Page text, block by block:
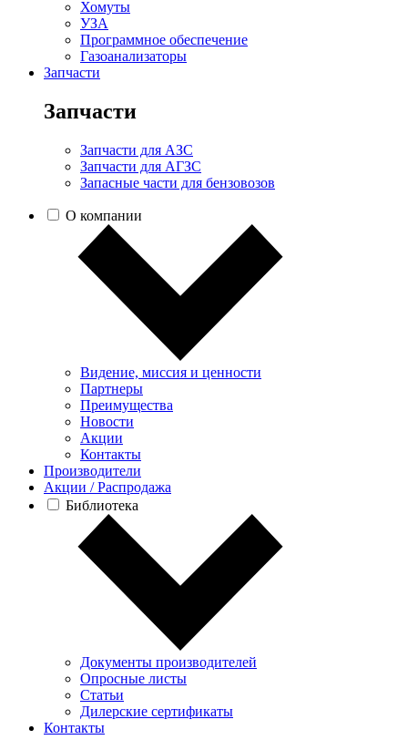
Хомуты
УЗА
Программное обеспечение
Газоанализаторы
Запчасти
Запчасти
Запчасти для АЗС
Запчасти для АГЗС
Запасные части для бензовозов
О компании
Видение, миссия и ценности
Партнеры
Преимущества
Новости
Акции
Контакты
Производители
Акции / Распродажа
Библиотека
Документы производителей
Опросные листы
Статьи
Дилерские сертификаты
Контакты